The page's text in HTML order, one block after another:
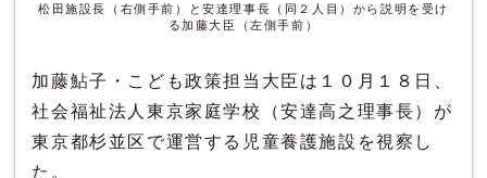
松田施設長（右側手前）と安達理事長（同２人目）から説明を受け
る加藤大臣（左側手前）
加藤鮎子・こども政策担当大臣は１０月１８日、
社会福祉法人東京家庭学校（安達高之理事長）が
東京都杉並区で運営する児童養護施設を視察し
た。